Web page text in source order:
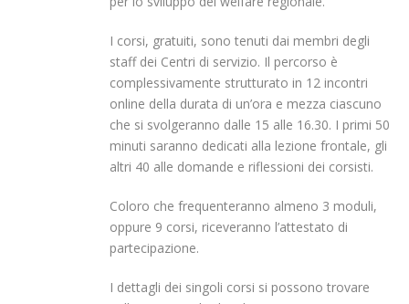
I corsi, gratuiti, sono tenuti dai membri degli
staff dei Centri di servizio. Il percorso è
complessivamente strutturato in 12 incontri
online della durata di un’ora e mezza ciascuno
che si svolgeranno dalle 15 alle 16.30. I primi 50
minuti saranno dedicati alla lezione frontale, gli
altri 40 alle domande e riflessioni dei corsisti.
Coloro che frequenteranno almeno 3 moduli,
oppure 9 corsi, riceveranno l’attestato di
partecipazione.
I dettagli dei singoli corsi si possono trovare